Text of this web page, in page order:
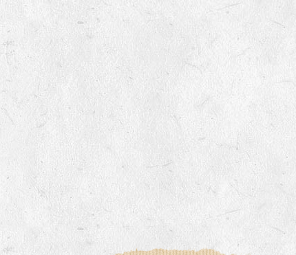
Le YOGA ou le BAIN DE GONG, animée par Anne
Un ATELIER PRATIQUE ET THEORIQUE autour du
RANDONNEE PEDESTRE pour profiter des chemins
Et d’autres activités diverses : cuisine, vannerie,
la LPO, géobiologie…